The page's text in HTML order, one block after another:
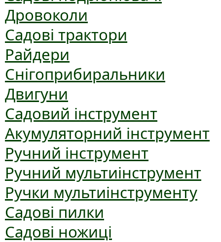
Дровоколи
Садові трактори
Райдери
Снігоприбиральники
Двигуни
Садовий інструмент
Акумуляторний інструмент
Ручний інструмент
Ручний мультиінструмент
Ручки мультиінструменту
Садові пилки
Садові ножиці